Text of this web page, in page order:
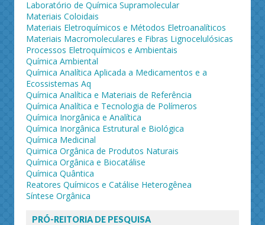
Laboratório de Química Supramolecular
Materiais Coloidais
Materiais Eletroquímicos e Métodos Eletroanalíticos
Materiais Macromoleculares e Fibras Lignocelulósicas
Processos Eletroquímicos e Ambientais
Química Ambiental
Química Analítica Aplicada a Medicamentos e a
Ecossistemas Aq
Química Analítica e Materiais de Referência
Química Analítica e Tecnologia de Polímeros
Química Inorgânica e Analítica
Química Inorgânica Estrutural e Biológica
Química Medicinal
Quimica Orgânica de Produtos Naturais
Química Orgânica e Biocatálise
Química Quântica
Reatores Químicos e Catálise Heterogênea
Síntese Orgânica
PRÓ-REITORIA DE PESQUISA